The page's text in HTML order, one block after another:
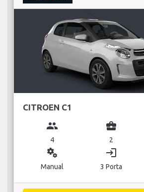
CITROEN C1
group
4
business_center
2
miscellaneous_services
Manual
login
3 Porta